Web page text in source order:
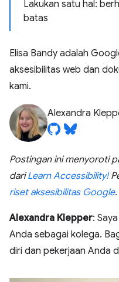
Lakukan satu hal:
batas
Elisa Bandy adalah
aksesibilitas web dan
kami.
Alexandra
Postingan ini menyoroti
dariLearn Accessibility!
riset aksesibilitas Google.
Alexandra Klepper:
Anda sebagai kolega.
diri dan pekerjaan Anda